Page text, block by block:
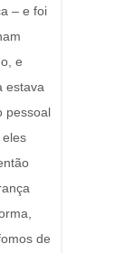
– e foi
e
estava
pessoal
de